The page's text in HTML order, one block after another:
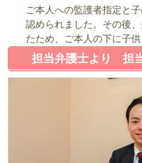
ご本人への監護者指定と
認められました。その後
たため、ご本人の下に子
担当弁護士より 担